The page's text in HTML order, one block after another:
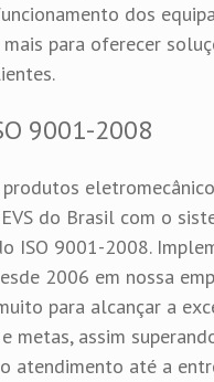
dos
para oferecer
9001-2008
do Brasil com o
ISO 9001-2008.
2006 em nossa
para alcançar a
metas, assim
atendimento até a